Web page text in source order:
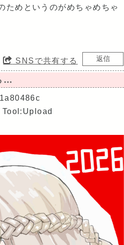
ためというのがめちゃめちゃ
SNSで共有する
…
Tool:Upload